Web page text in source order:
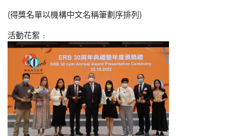
(得獎名單以機構中文名稱筆劃序排列)
活動花絮﹕